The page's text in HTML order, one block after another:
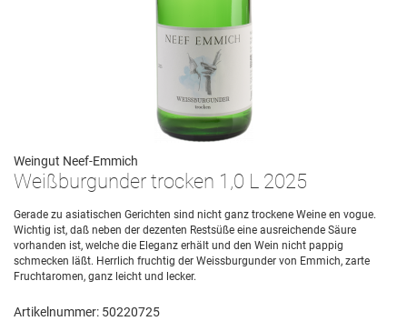
Weingut Neef-Emmich
Weißburgunder trocken 1,0 L 2025
Gerade zu asiatischen Gerichten sind nicht ganz trockene Weine en vogue.
Wichtig ist, daß neben der dezenten Restsüße eine ausreichende Säure
vorhanden ist, welche die Eleganz erhält und den Wein nicht pappig
schmecken läßt. Herrlich fruchtig der Weissburgunder von Emmich, zarte
Fruchtaromen, ganz leicht und lecker.
Artikelnummer: 50220725